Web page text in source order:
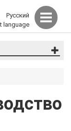
Русский
language